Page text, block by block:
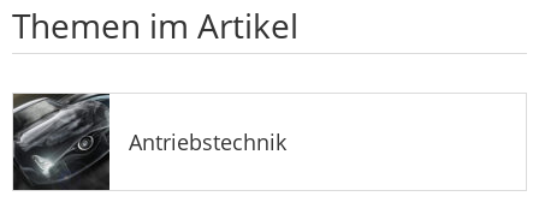
Themen im Artikel
Antriebstechnik